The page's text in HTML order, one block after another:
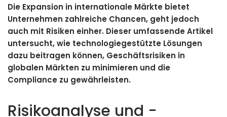
Die Expansion in internationale Märkte bietet
Unternehmen zahlreiche Chancen, geht jedoch
auch mit Risiken einher. Dieser umfassende Artikel
untersucht, wie technologiegestützte Lösungen
dazu beitragen können, Geschäftsrisiken in
globalen Märkten zu minimieren und die
Compliance zu gewährleisten.
Risikoanalyse und -